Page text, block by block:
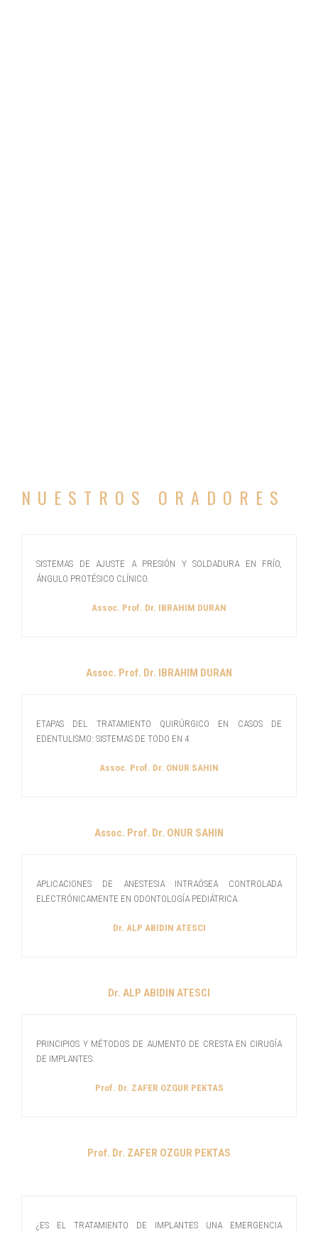
NUESTROS ORADORES
SISTEMAS DE AJUSTE A PRESIÓN Y SOLDADURA EN FRÍO,
ÁNGULO PROTÉSICO CLÍNICO.
Assoc. Prof. Dr. IBRAHIM DURAN
Assoc. Prof. Dr. IBRAHIM DURAN
ETAPAS DEL TRATAMIENTO QUIRÚRGICO EN CASOS DE
EDENTULISMO: SISTEMAS DE TODO EN 4.
Assoc. Prof. Dr. ONUR SAHIN
Assoc. Prof. Dr. ONUR SAHIN
APLICACIONES DE ANESTESIA INTRAÓSEA CONTROLADA
ELECTRÓNICAMENTE EN ODONTOLOGÍA PEDIÁTRICA.
Dr. ALP ABIDIN ATESCI
Dr. ALP ABIDIN ATESCI
PRINCIPIOS Y MÉTODOS DE AUMENTO DE CRESTA EN CIRUGÍA
DE IMPLANTES.
Prof. Dr. ZAFER OZGUR PEKTAS
Prof. Dr. ZAFER OZGUR PEKTAS
¿ES EL TRATAMIENTO DE IMPLANTES UNA EMERGENCIA